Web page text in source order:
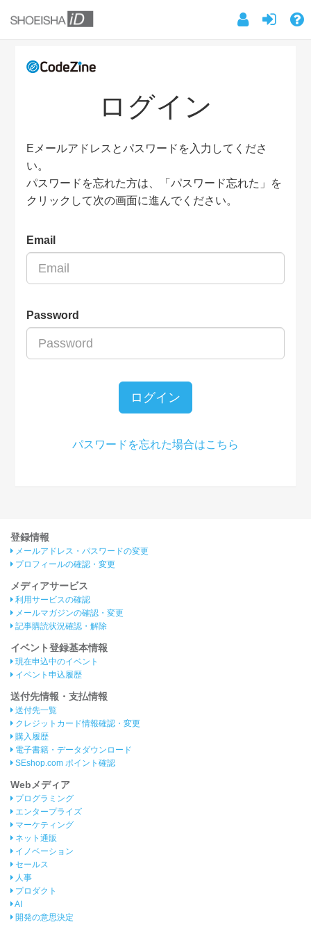
ログイン
Eメールアドレスとパスワードを入力してくださ
い。
パスワードを忘れた方は、「パスワード忘れた」を
クリックして次の画面に進んでください。
Email
Password
ログイン
パスワードを忘れた場合はこちら
登録情報
メールアドレス・パスワードの変更
プロフィールの確認・変更
メディアサービス
利用サービスの確認
メールマガジンの確認・変更
記事購読状況確認・解除
イベント登録基本情報
現在申込中のイベント
イベント申込履歴
送付先情報・支払情報
送付先一覧
クレジットカード情報確認・変更
購入履歴
電子書籍・データダウンロード
SEshop.com ポイント確認
Webメディア
プログラミング
エンタープライズ
マーケティング
ネット通販
イノベーション
セールス
人事
プロダクト
AI
開発の意思決定